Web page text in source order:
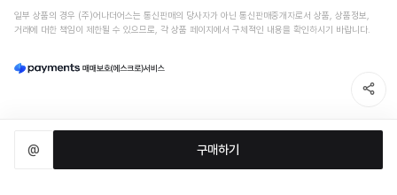
@ 구매하기
일부 상품의 경우 (주)어나더어스는 통신판매의 당사자가 아닌 통신판매중개자로서 상품, 상품정보,
거래에 대한 책임이 제한될 수 있으므로, 각 상품 페이지에서 구체적인 내용을 확인하시기 바랍니다.